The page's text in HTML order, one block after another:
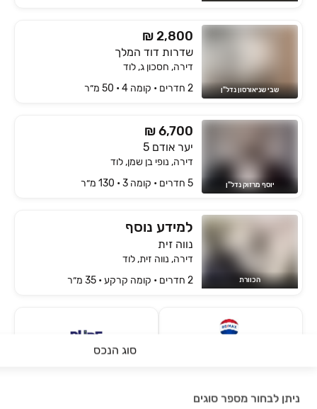
סוג הנכס
ניתן לבחור מספר סוגים
שבי שניאורסון נדל"ן
₪ 2,800
שדרות דוד המלך
דירה, חסכון ג, לוד
2 חדרים • קומה ‎4‏ • 50 מ״ר
יוסף מרזוק נדל"ן
₪ 6,700
יער אודם 5
דירה, נופי בן שמן, לוד
5 חדרים • קומה ‎3‏ • 130 מ״ר
הכוורת
למידע נוסף
נווה זית
דירה, נווה זית, לוד
2 חדרים • קומה ‎קרקע‏ • 35 מ״ר